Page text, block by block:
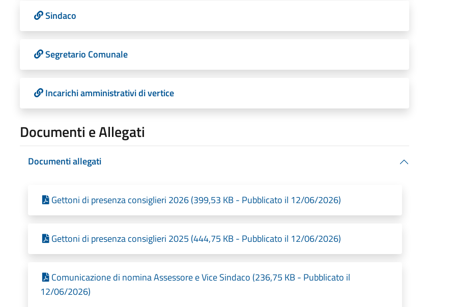
Sindaco
Segretario Comunale
Incarichi amministrativi di vertice
Documenti e Allegati
Documenti allegati
Gettoni di presenza consiglieri 2026 (399,53 KB - Pubblicato il 12/06/2026)
Gettoni di presenza consiglieri 2025 (444,75 KB - Pubblicato il 12/06/2026)
Comunicazione di nomina Assessore e Vice Sindaco (236,75 KB - Pubblicato il
12/06/2026)